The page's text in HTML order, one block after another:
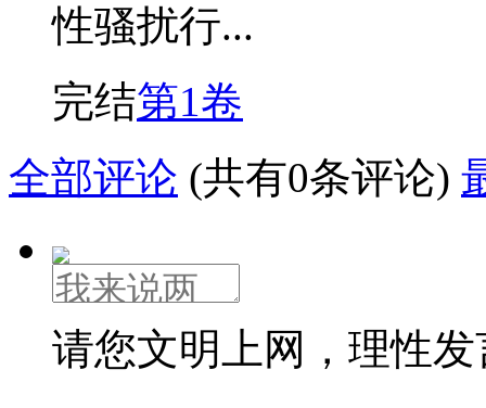
性骚扰行...
完结第1卷
全部评论 (共有0条评论)
请您文明上网，理性